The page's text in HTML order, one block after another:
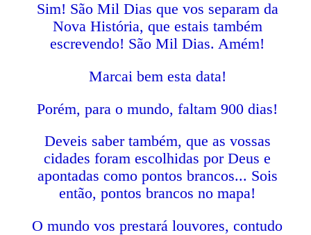
Sim! São Mil Dias que vos separam da
Nova História, que estais também
escrevendo! São Mil Dias. Amém!
Marcai bem esta data!
Porém, para o mundo, faltam 900 dias!
Deveis saber também, que as vossas
cidades foram escolhidas por Deus e
apontadas como pontos brancos... Sois
então, pontos brancos no mapa!
O mundo vos prestará louvores, contudo